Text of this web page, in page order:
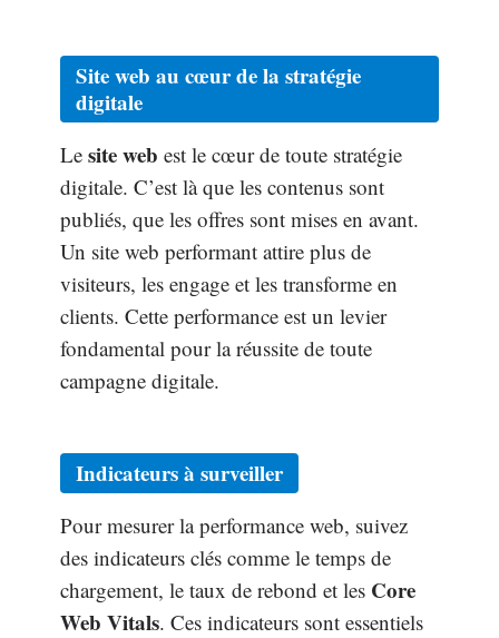
Site web au cœur de la stratégie
digitale
Le site web est le cœur de toute stratégie
digitale. C’est là que les contenus sont
publiés, que les offres sont mises en avant.
Un site web performant attire plus de
visiteurs, les engage et les transforme en
clients. Cette performance est un levier
fondamental pour la réussite de toute
campagne digitale.
Indicateurs à surveiller
Pour mesurer la performance web, suivez
des indicateurs clés comme le temps de
chargement, le taux de rebond et les Core
Web Vitals. Ces indicateurs sont essentiels